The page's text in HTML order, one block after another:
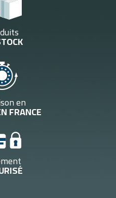
en
FRANCE